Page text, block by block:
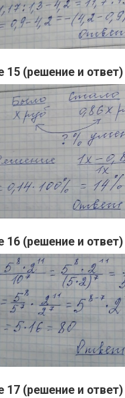
15 (решение и ответ)
16 (решение и ответ)
17 (решение и ответ)